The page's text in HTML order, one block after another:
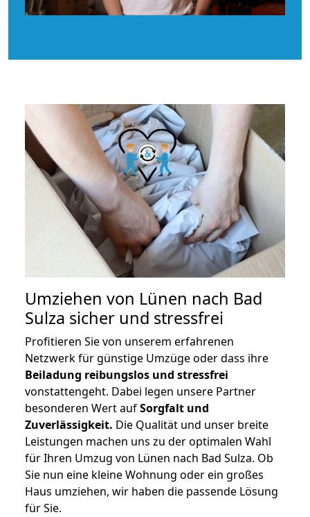
Umziehen von Lünen nach Bad
Sulza sicher und stressfrei
Profitieren Sie von unserem erfahrenen
Netzwerk für günstige Umzüge oder dass ihre
Beiladung reibungslos und stressfrei
vonstattengeht. Dabei legen unsere Partner
besonderen Wert aufSorgfalt und
Zuverlässigkeit. Die Qualität und unser breite
Leistungen machen uns zu der optimalen Wahl
für Ihren Umzug von Lünen nach Bad Sulza. Ob
Sie nun eine kleine Wohnung oder ein großes
Haus umziehen, wir haben die passende Lösung
für Sie.